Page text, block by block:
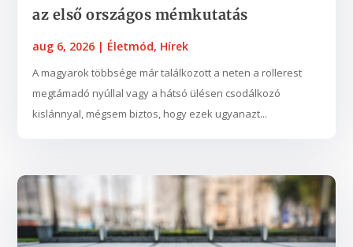
az első országos mémkutatás
aug 6, 2026 | Életmód, Hírek
A magyarok többsége már találkozott a neten a rollerest
megtámadó nyúllal vagy a hátsó ülésen csodálkozó
kislánnyal, mégsem biztos, hogy ezek ugyanazt...